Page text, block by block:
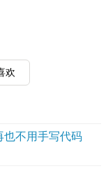
欢
也不用手写代码